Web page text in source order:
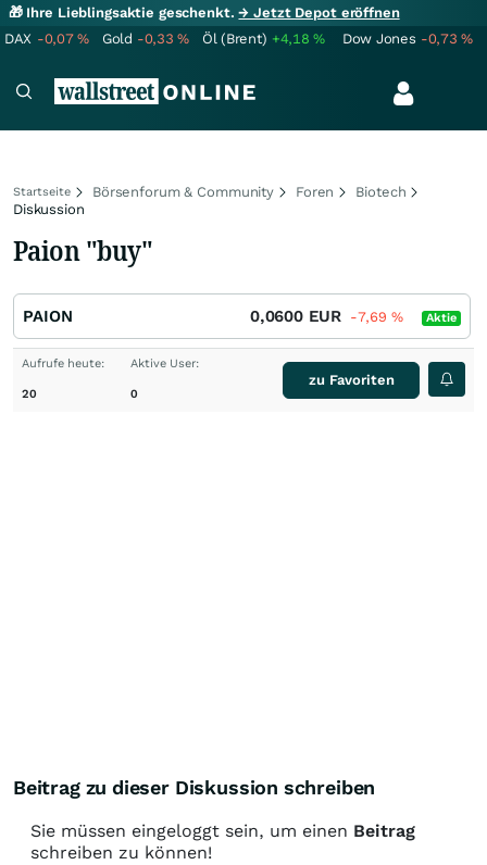
🎁 Ihre Lieblingsaktie geschenkt.→ Jetzt Depot eröffnen
DAX -0,07% Gold -0,33% Öl (Brent) +4,18% Dow Jones -0,73%
Startseite Börsenforum & Community Foren
Biotech
Diskussion
Paion "buy"
PAION 0,0600 EUR -7,69 % Aktie
Aufrufe heute:
20
Aktive User:
0
zu Favoriten
Beitrag zu dieser Diskussion schreiben
Sie müssen eingeloggt sein, um einen Beitrag
schreiben zu können!